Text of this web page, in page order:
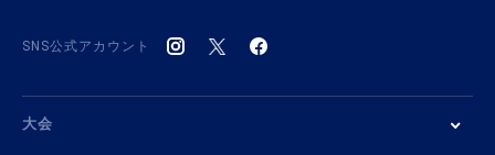
SNS公式アカウント
大会